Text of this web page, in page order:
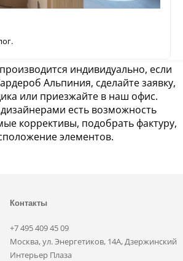
индивидуально, если
Альпиния, сделайте заявку,
или приезжайте в наш офис.
есть возможность
коррективы, подобрать фактуру,
элементов.
Контакты
+7 495 409 45 09
Москва, ул. Энергетиков, 14А, Дзержинский
Интерьер Плаза